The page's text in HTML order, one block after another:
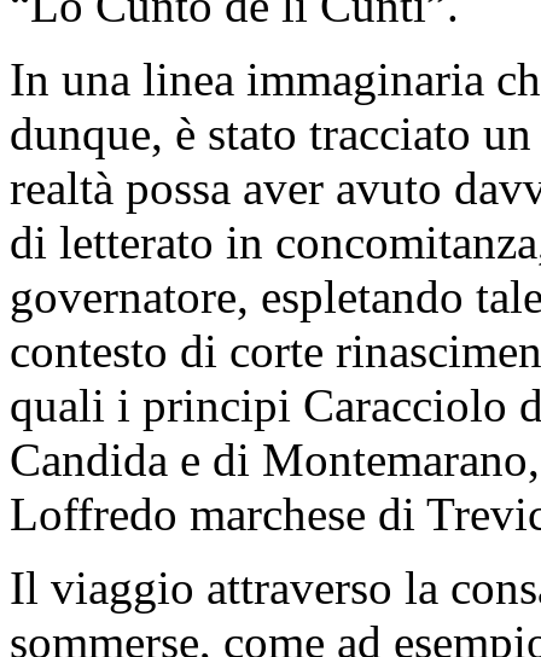
In una linea immaginaria
dunque, è stato tracciato
realtà possa aver avuto
di letterato in
governatore, espletando
contesto di corte
quali i principi Caracciolo
Candida e di
Loffredo marchese di
Il viaggio attraverso la
sommerse, come ad